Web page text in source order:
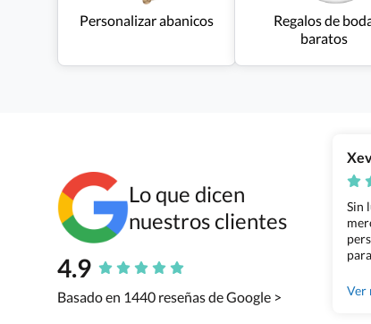
Personalizar abanicos
Regalos de
baratos
Lo que dicen
nuestros clientes
4.9
Basado en 1440 reseñas de Google >
Sin
Ver